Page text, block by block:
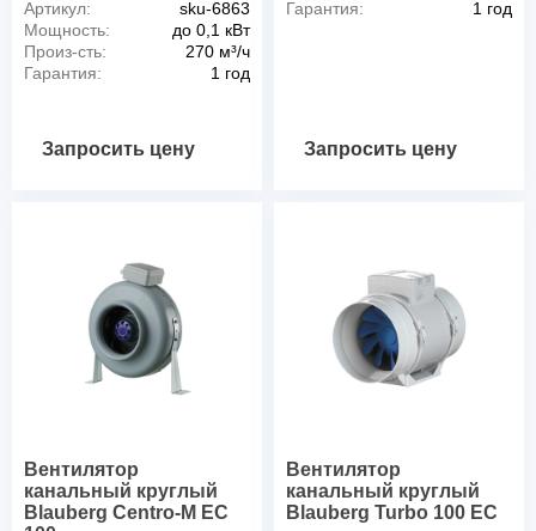
Артикул:
sku-6863
Мощность:
до 0,1 кВт
Произ-сть:
270 м³/ч
Гарантия:
1 год
Запросить цену
Гарантия:
1 год
Запросить цену
Вентилятор
канальный круглый
Blauberg Centro-M EC
Вентилятор
канальный круглый
Blauberg Turbo 100 EC